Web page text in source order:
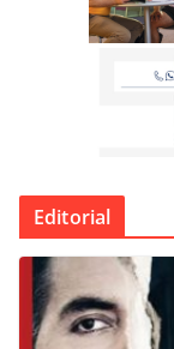
Editorial